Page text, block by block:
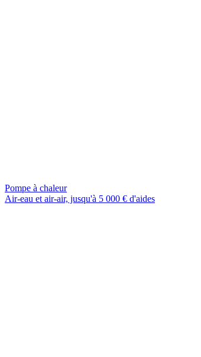
Pompe à chaleur
Air-eau et air-air, jusqu'à 5 000 € d'aides